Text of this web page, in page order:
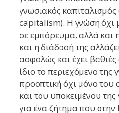
γνωσιακός
capitalism). Η γνώση όχι
σε εμπόρευμα, αλλά και
και η διάδοσή της
ασφαλώς και έχει βαθιές
ίδιο το περιεχόμενο της
προοπτική όχι μόνο του
και του υποκειμένου
για ένα ζήτημα που στην